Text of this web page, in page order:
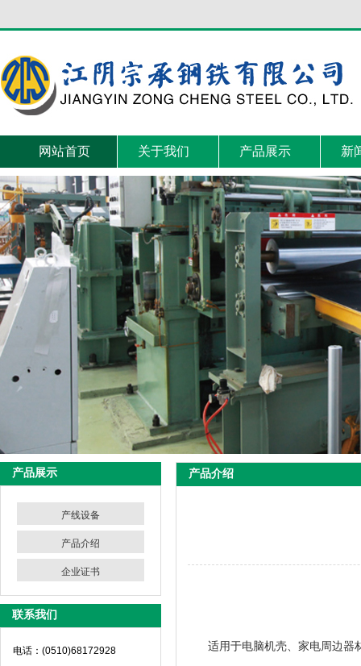
网站首页 关于我们 产品展示 新
产品展示
产线设备
产品介绍
企业证书
联系我们
电话：(0510)68172928
产品介绍
适用于电脑机壳、家电周边器